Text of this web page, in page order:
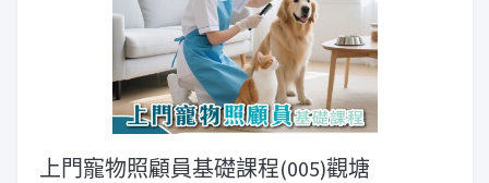
***上課時間會因應實際情況而增加或減少***
上門寵物照顧員基礎課程(005)觀塘